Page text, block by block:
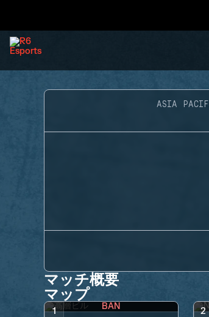
ASIA
マッチ概要
マップ
1 BAN 2